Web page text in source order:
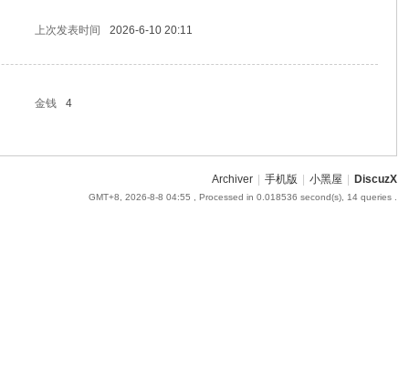
上次发表时间
2026-6-10 20:11
金钱
4
Archiver 手机版 小黑屋 DiscuzX
GMT+8, 2026-8-8 04:55 , Processed in 0.018536 second(s), 14 queries .